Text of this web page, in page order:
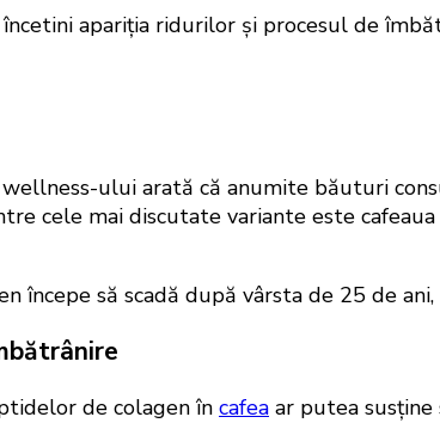
ului arată că anumite băuturi
cele mai discutate variante este
începe să scadă după vârsta de 25 de
de colagen în cafea ar putea